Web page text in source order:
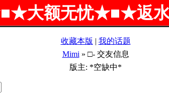
大额无忧★■★返
收藏本版 | 我的话题
Mimi » □- 交友信息
版主: *空缺中*